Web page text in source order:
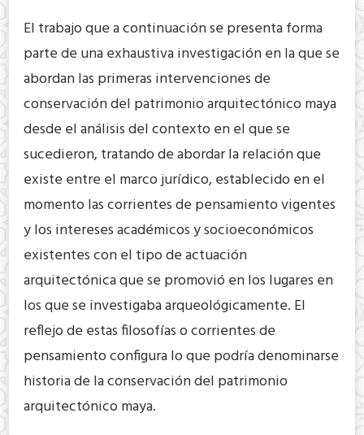
El trabajo que a continuación se presenta forma
parte de una exhaustiva investigación en la que se
abordan las primeras intervenciones de
conservación del patrimonio arquitectónico maya
desde el análisis del contexto en el que se
sucedieron, tratando de abordar la relación que
existe entre el marco jurídico, establecido en el
momento las corrientes de pensamiento vigentes
y los intereses académicos y socioeconómicos
existentes con el tipo de actuación
arquitectónica que se promovió en los lugares en
los que se investigaba arqueológicamente. El
reflejo de estas filosofías o corrientes de
pensamiento configura lo que podría denominarse
historia de la conservación del patrimonio
arquitectónico maya.